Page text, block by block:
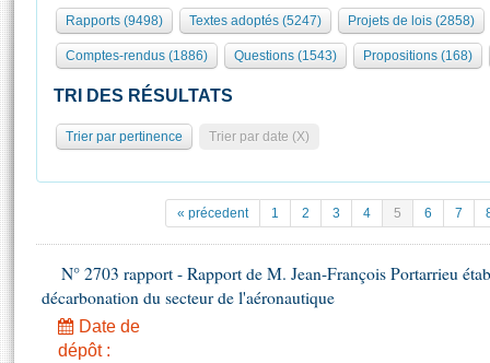
577 députés
Groupes politiques
Commissions et autres organes
Europe et International
Pétitions
Projets de loi
Propositions de loi
Amendements
Textes adoptés
Organisation de l'Assemblée
Présidence Conférence des Présidents Bureau Collège des
Statistiques et chiffres clés
Documents de référence
( Constitution | Règlement de l'Assemblée ... )
Juniors
Visite virtuelle du palais Bourbon
Assister à une séance
La Bibliothèque
Contacts et plan d'accès
Photos libres de droit
Rapports (9498) Textes adoptés (5247) Projets de lois (2858)
Comptes-rendus (1886) Questions (1543) Propositions (168)
TRI DES RÉSULTATS
Trier par pertinence Trier par date (X)
« précedent 1 2 3 4 5 6 7
N° 2703 rapport - Rapport de M. Jean-François Portarrieu
décarbonation du secteur de l'aéronautique
Date de
dépôt :